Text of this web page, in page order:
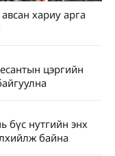
хариу арга
цэргийн
бүс нутгийн энх
байна